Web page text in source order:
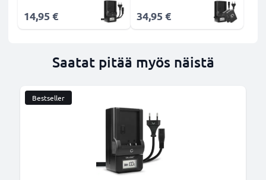
14,95 € 34,95 €
Saatat pitää myös näistä
Bestseller